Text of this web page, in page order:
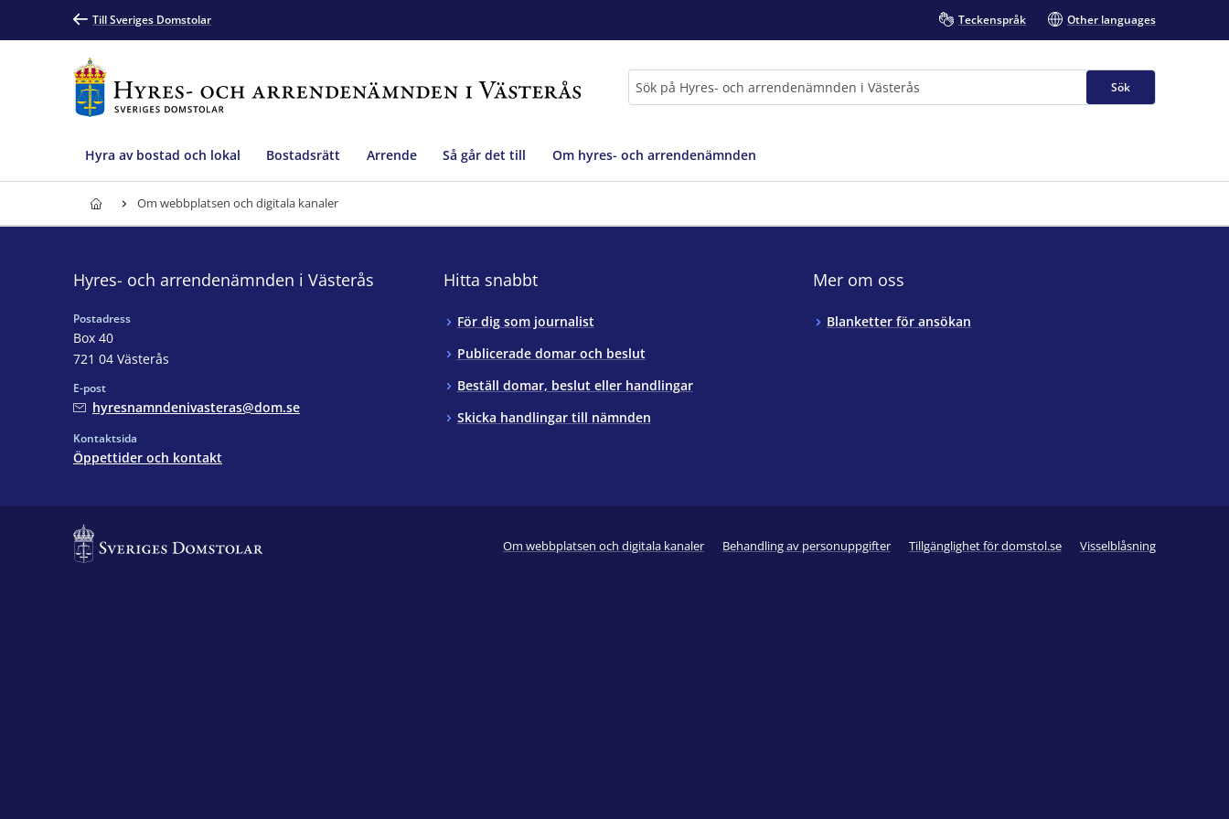
Till Sveriges Domstolar Teckenspråk Other languages
Sök
Hyra av bostad och lokal Bostadsrätt Arrende Så går det till Om hyres- och arrendenämnden
Om webbplatsen och digitala kanaler
Hyres- och arrendenämnden i Västerås
Postadress
Box 40
721 04 Västerås
E-post
hyresnamndenivasteras@dom.se
Kontaktsida
Öppettider och kontakt
Hitta snabbt
För dig som journalist
Publicerade domar och beslut
Beställ domar, beslut eller handlingar
Skicka handlingar till nämnden
Mer om oss
Blanketter för ansökan
Om webbplatsen och digitala kanaler Behandling av personuppgifter Tillgänglighet för domstol.se Visselblåsning